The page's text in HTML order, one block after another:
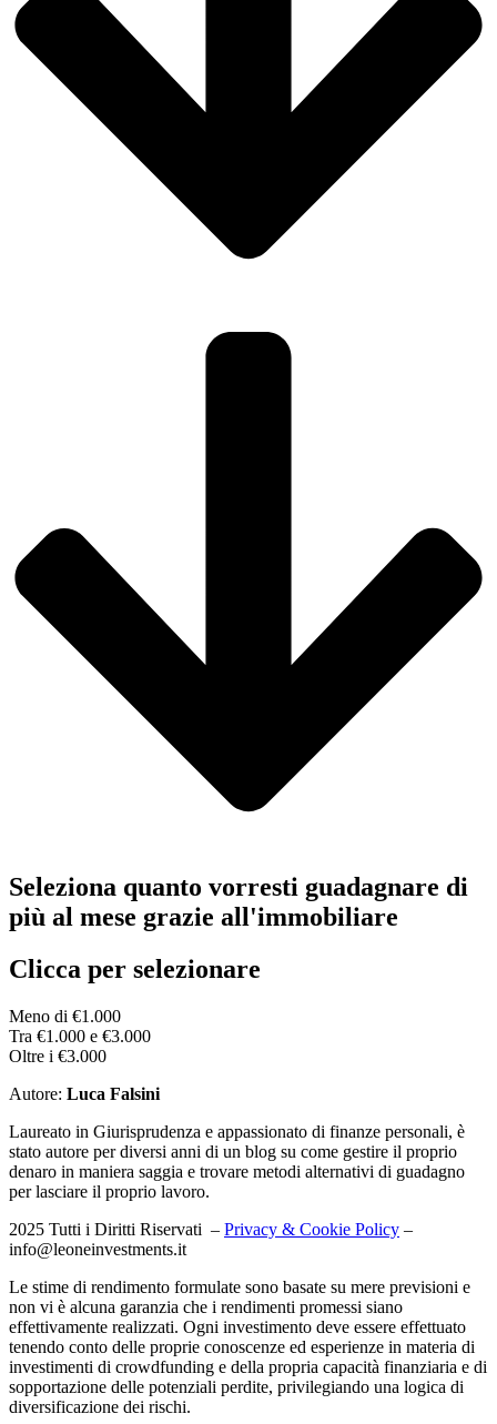
Seleziona quanto vorresti guadagnare di
più al mese grazie all'immobiliare
Clicca per selezionare
Meno di €1.000
Tra €1.000 e €3.000
Oltre i €3.000
Autore: Luca Falsini
Laureato in Giurisprudenza e appassionato di finanze personali, è
stato autore per diversi anni di un blog su come gestire il proprio
denaro in maniera saggia e trovare metodi alternativi di guadagno
per lasciare il proprio lavoro.
2025 Tutti i Diritti Riservati – Privacy & Cookie Policy –
info@leoneinvestments.it
Le stime di rendimento formulate sono basate su mere previsioni e
non vi è alcuna garanzia che i rendimenti promessi siano
effettivamente realizzati. Ogni investimento deve essere effettuato
tenendo conto delle proprie conoscenze ed esperienze in materia di
investimenti di crowdfunding e della propria capacità finanziaria e di
sopportazione delle potenziali perdite, privilegiando una logica di
diversificazione dei rischi.